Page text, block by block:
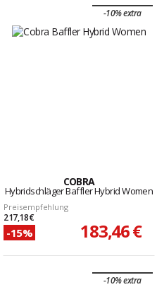
-10% extra
COBRA
Hybridschläger Baffler Hybrid Women
Preisempfehlung
217,18 €
-15% 183,46 €
-10% extra